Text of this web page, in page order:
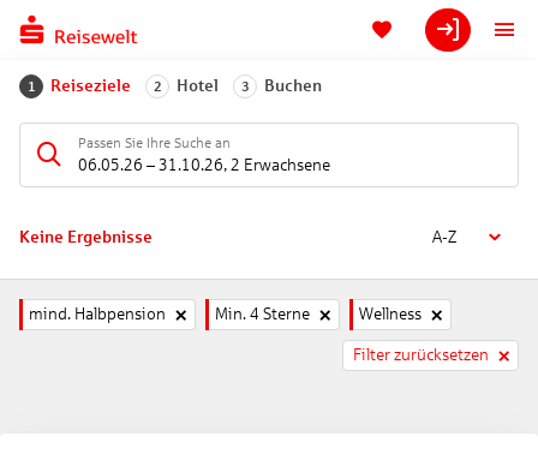
1 Reiseziele 2 Hotel 3 Buchen
Passen Sie Ihre Suche an
06.05.26 – 31.10.26, 2 Erwachsene
Keine Ergebnisse A-Z
mind. Halbpension Min. 4 Sterne Wellness
Filter zurücksetzen